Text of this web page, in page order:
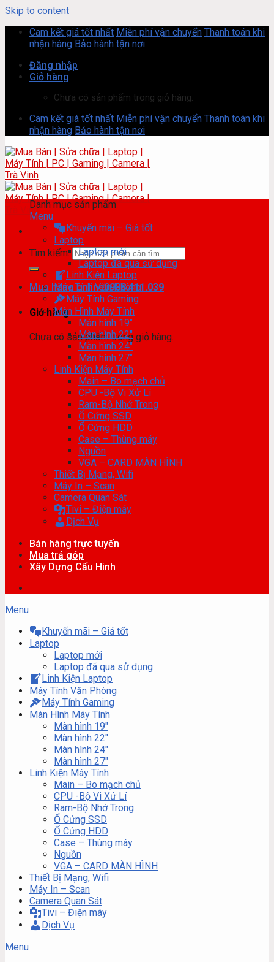
Skip to content
Cam kết giá tốt nhất Miễn phí vận chuyển Thanh toán khi
nhận hàng Bảo hành tận nơi
Đăng nhập
Giỏ hàng
Chưa có sản phẩm trong giỏ hàng.
Cam kết giá tốt nhất Miễn phí vận chuyển Thanh toán khi
nhận hàng Bảo hành tận nơi
Tìm kiếm:
Mua hàng online0988.411.039
Giỏ hàng
Chưa có sản phẩm trong giỏ hàng.
Danh mục sản phẩm
Menu
Khuyến mãi – Giá tốt
Laptop
Laptop mới
Laptop đã qua sử dụng
Linh Kiện Laptop
Máy Tính Văn Phòng
Máy Tính Gaming
Màn Hình Máy Tính
Màn hình 19″
Màn hình 22″
Màn hình 24″
Màn hình 27″
Linh Kiện Máy Tính
Main – Bo mạch chủ
CPU -Bộ Vi Xử Lí
Ram-Bộ Nhớ Trong
Ổ Cứng SSD
Ổ Cứng HDD
Case – Thùng máy
Nguồn
VGA – CARD MÀN HÌNH
Thiết Bị Mạng, Wifi
Máy In – Scan
Camera Quan Sát
Tivi – Điện máy
Dịch Vụ
Bán hàng trực tuyến
Mua trả góp
Xây Dựng Cấu Hinh
Menu
Khuyến mãi – Giá tốt
Laptop
Laptop mới
Laptop đã qua sử dụng
Linh Kiện Laptop
Máy Tính Văn Phòng
Máy Tính Gaming
Màn Hình Máy Tính
Màn hình 19″
Màn hình 22″
Màn hình 24″
Màn hình 27″
Linh Kiện Máy Tính
Main – Bo mạch chủ
CPU -Bộ Vi Xử Lí
Ram-Bộ Nhớ Trong
Ổ Cứng SSD
Ổ Cứng HDD
Case – Thùng máy
Nguồn
VGA – CARD MÀN HÌNH
Thiết Bị Mạng, Wifi
Máy In – Scan
Camera Quan Sát
Tivi – Điện máy
Dịch Vụ
Menu